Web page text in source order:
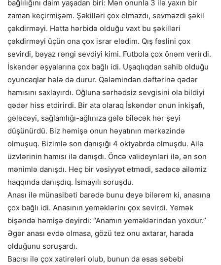
bağlılığını daim yaşadan biri: Mən onunla 3 ilə yaxın bir
zaman keçirmişəm. Şəkilləri çox olmazdı, sevməzdi şəkil
çəkdirməyi. Hətta hərbidə olduğu vaxt bu şəkilləri
çəkdirməyi üçün ona çox israr elədim. Qış fəslini çox
sevirdi, bəyaz rəngi sevdiyi kimi. Futbola çox önəm verirdi.
İskəndər əşyalarına çox bağlı idi. Uşaqlıqdan sahib olduğu
oyuncaqlar hələ də durur. Qələmindən dəftərinə qədər
hamısını saxlayırdı. Oğluna sərhədsiz sevgisini ola bildiyi
qədər hiss etdirirdi. Bir ata olaraq İskəndər onun inkişafı,
gələcəyi, sağlamlığı-ağlınıza gələ biləcək hər şeyi
düşünürdü. Biz həmişə onun həyatının mərkəzində
olmuşuq. Bizimlə son danışığı 4 oktyabrda olmuşdu. Ailə
üzvlərinin hamısı ilə danışdı. Öncə valideynləri ilə, ən son
mənimlə danışdı. Heç bir vəsiyyət etmədi, sadəcə ailəmiz
haqqında danışdıq. İsmayılı soruşdu.
Anası ilə münasibəti barədə bunu deyə bilərəm ki, anasına
çox bağlı idi. Anasının yeməklərinı çox sevirdi. Yemək
bişəndə həmişə deyirdi: “Anamın yeməklərindən yoxdur.”
Əgər anası evdə olmasa, gözü tez onu axtarar, harada
olduğunu soruşardı.
Bacısı ilə çox xatirələri olub, bunun da əsas səbəbi